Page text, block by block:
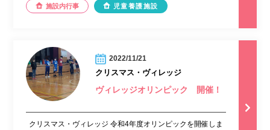
施設内行事 児童養護施設
2022/11/21
クリスマス・ヴィレッジ
ヴィレッジオリンピック 開催！
クリスマス・ヴィレッジ 令和4年度オリンピックを開催しま